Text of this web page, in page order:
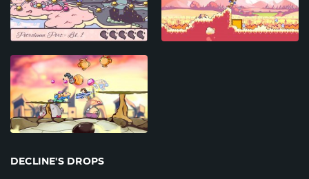
DECLINE'S DROPS